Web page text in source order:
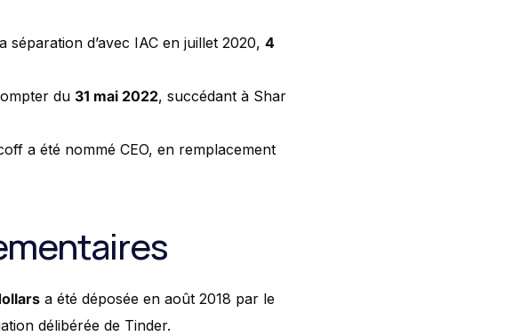
séparation d’avec IAC en juillet 2020, 4
du 31 mai 2022, succédant à Shar
a été nommé CEO, en remplacement
a été déposée en août 2018 par le
délibérée de Tinder.